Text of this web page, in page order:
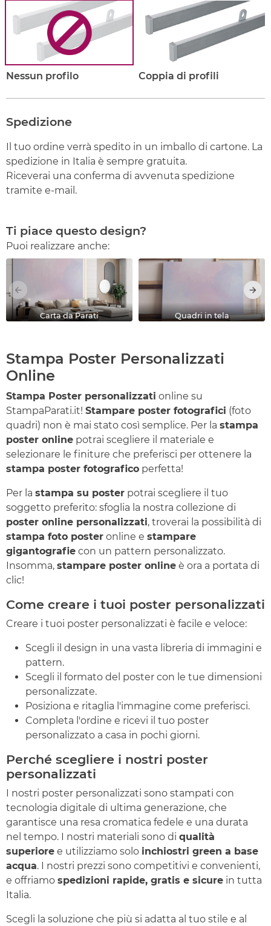
Nessun profilo Coppia di profili
Spedizione
Il tuo ordine verrà spedito in un imballo di cartone. La
spedizione in Italia è sempre gratuita.
Riceverai una conferma di avvenuta spedizione
tramite e-mail.
Ti piace questo design?
Puoi realizzare anche:
Carta da Parati Quadri in tela
Stampa Poster Personalizzati
Online
Stampa Poster personalizzati online su
StampaParati.it! Stampare poster fotografici (foto
quadri) non è mai stato così semplice. Per la stampa
poster online potrai scegliere il materiale e
selezionare le finiture che preferisci per ottenere la
stampa poster fotografico perfetta!
Per la stampa su poster potrai scegliere il tuo
soggetto preferito: sfoglia la nostra collezione di
poster online personalizzati, troverai la possibilità di
stampa foto poster online e stampare
gigantografie con un pattern personalizzato.
Insomma, stampare poster online è ora a portata di
clic!
Come creare i tuoi poster personalizzati
Creare i tuoi poster personalizzati è facile e veloce:
Scegli il design in una vasta libreria di immagini e
pattern.
Scegli il formato del poster con le tue dimensioni
personalizzate.
Posiziona e ritaglia l'immagine come preferisci.
Completa l'ordine e ricevi il tuo poster
personalizzato a casa in pochi giorni.
Perché scegliere i nostri poster
personalizzati
I nostri poster personalizzati sono stampati con
tecnologia digitale di ultima generazione, che
garantisce una resa cromatica fedele e una durata
nel tempo. I nostri materiali sono di qualità
superiore e utilizziamo solo inchiostri green a base
acqua. I nostri prezzi sono competitivi e convenienti,
e offriamo spedizioni rapide, gratis e sicure in tutta
Italia.
Scegli la soluzione che più si adatta al tuo stile e al